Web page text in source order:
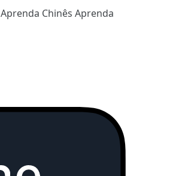
Aprenda Chinês Aprenda